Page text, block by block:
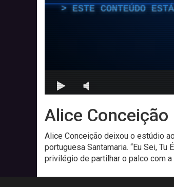
Alice Conceição
Alice Conceição deixou o estúdio
portuguesa Santamaria. “Eu Sei,
privilégio de partilhar o palco com